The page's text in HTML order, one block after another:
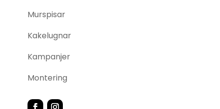
Murspisar
Kakelugnar
Kampanjer
Montering